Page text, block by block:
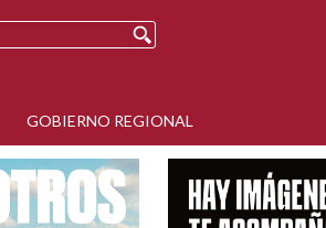
GOBIERNO REGIONAL